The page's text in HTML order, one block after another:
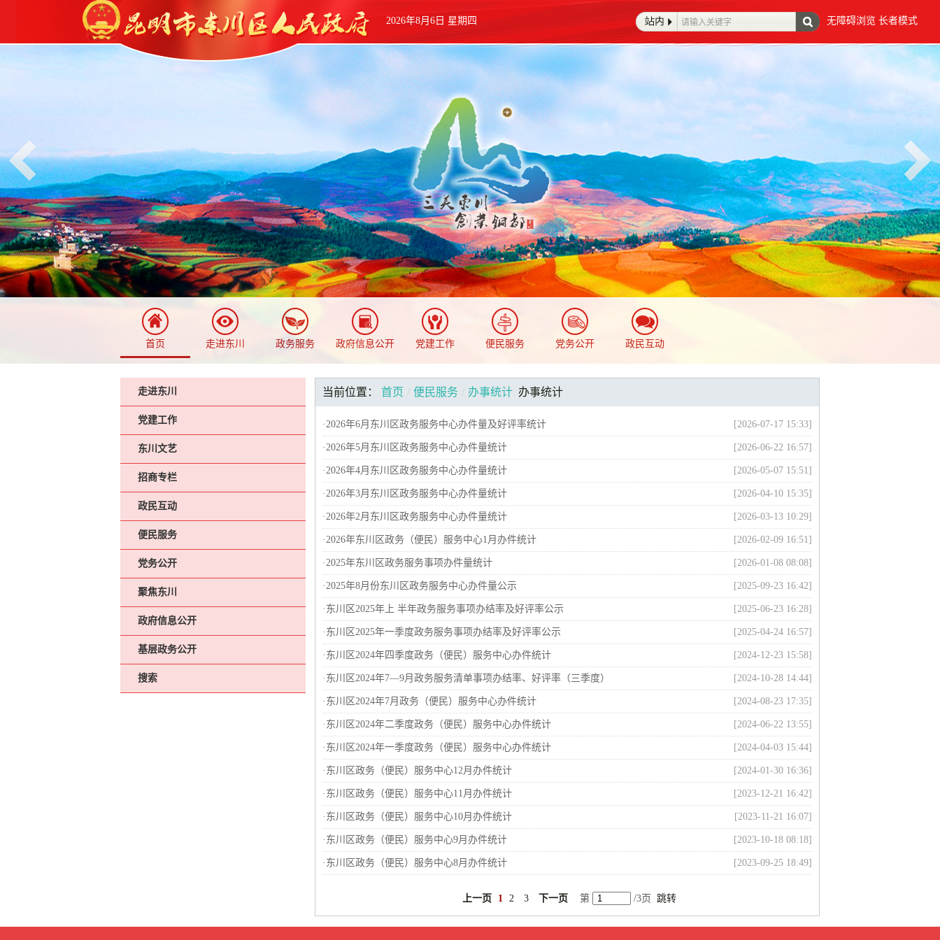
无障碍浏览 长者模式
2026年8月6日 星期四
首页 走进东川 政务服务 政府信息公开 党建工作 便民服务 党务公开 政民互动
走进东川
党建工作
东川文艺
招商专栏
政民互动
便民服务
党务公开
聚焦东川
政府信息公开
基层政务公开
搜索
当前位置： 首页 / 便民服务 / 办事统计 办事统计
[2026-07-17 15:33]
·2026年6月东川区政务服务中心办件量及好评率统计
[2026-06-22 16:57]
·2026年5月东川区政务服务中心办件量统计
[2026-05-07 15:51]
·2026年4月东川区政务服务中心办件量统计
[2026-04-10 15:35]
·2026年3月东川区政务服务中心办件量统计
[2026-03-13 10:29]
·2026年2月东川区政务服务中心办件量统计
[2026-02-09 16:51]
·2026年东川区政务（便民）服务中心1月办件统计
[2026-01-08 08:08]
·2025年东川区政务服务事项办件量统计
[2025-09-23 16:42]
·2025年8月份东川区政务服务中心办件量公示
[2025-06-23 16:28]
· 东川区2025年上 半年政务服务事项办结率及好评率公示
[2025-04-24 16:57]
· 东川区2025年一季度政务服务事项办结率及好评率公示
[2024-12-23 15:58]
· 东川区2024年四季度政务（便民）服务中心办件统计
[2024-10-28 14:44]
· 东川区2024年7—9月政务服务清单事项办结率、好评率（三季度）
[2024-08-23 17:35]
· 东川区2024年7月政务（便民）服务中心办件统计
[2024-06-22 13:55]
· 东川区2024年二季度政务（便民）服务中心办件统计
[2024-04-03 15:44]
· 东川区2024年一季度政务（便民）服务中心办件统计
[2024-01-30 16:36]
· 东川区政务（便民）服务中心12月办件统计
[2023-12-21 16:42]
· 东川区政务（便民）服务中心11月办件统计
[2023-11-21 16:07]
· 东川区政务（便民）服务中心10月办件统计
[2023-10-18 08:18]
· 东川区政务（便民）服务中心9月办件统计
[2023-09-25 18:49]
· 东川区政务（便民）服务中心8月办件统计
上一页 1 2 3 下一页 第 /3页 跳转